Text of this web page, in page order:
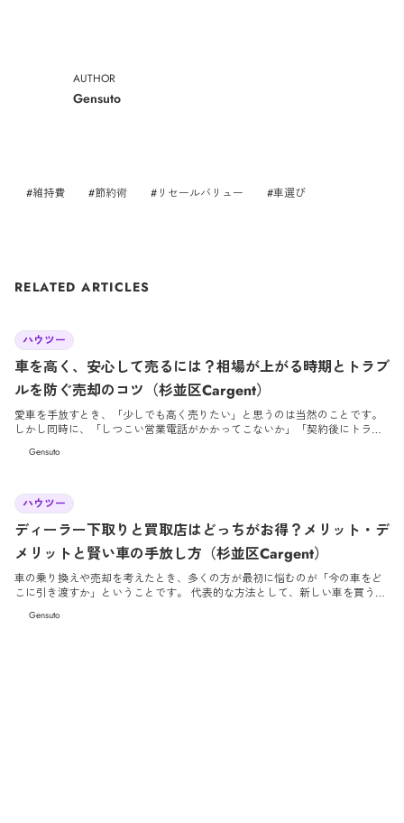
AUTHOR
Gensuto
#維持費 #節約術 # リセールバリュー #車選び
RELATED ARTICLES
2026/4/30
ハウツー
車を高く、安心して売るには？相場が上がる時期とトラブ
ルを防ぐ売却のコツ（杉並区Cargent）
愛車を手放すとき、「少しでも高く売りたい」と思うのは当然のことです。
しかし同時に、「しつこい営業電話がかかってこないか」「契約後にトラブ
は大切な資産であり、長く苦楽を共にしてきた相棒でもあります。だからこ
トなタイミングや、査定前にできる簡単な準備、そして業界でよくあるトラ
ブルを未然に防ぐためのコツを丁寧に解説します。
Gensuto
2026/4/30
ハウツー
ディーラー下取りと買取店はどっちがお得？メリット・デ
メリットと賢い車の手放し方（杉並区Cargent）
車の乗り換えや売却を考えたとき、多くの方が最初に悩むのが「今の車をど
こに引き渡すか」ということです。 代表的な方法として、新しい車を買うお
選ぶかによって手元に残る金額が数十万円単位で変わることも珍しくありま
Gensuto